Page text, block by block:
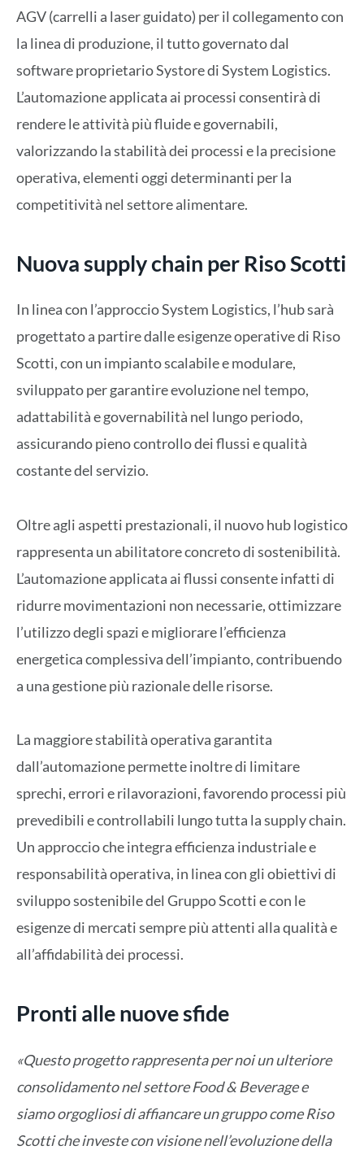
AGV (carrelli a laser guidato) per il collegamento con
la linea di produzione, il tutto governato dal
software proprietario Systore di System Logistics.
L’automazione applicata ai processi consentirà di
rendere le attività più fluide e governabili,
valorizzando la stabilità dei processi e la precisione
operativa, elementi oggi determinanti per la
competitività nel settore alimentare.
Nuova supply chain per Riso Scotti
In linea con l’approccio System Logistics, l’hub sarà
progettato a partire dalle esigenze operative di Riso
Scotti, con un impianto scalabile e modulare,
sviluppato per garantire evoluzione nel tempo,
adattabilità e governabilità nel lungo periodo,
assicurando pieno controllo dei flussi e qualità
costante del servizio.
Oltre agli aspetti prestazionali, il nuovo hub logistico
rappresenta un abilitatore concreto di sostenibilità.
L’automazione applicata ai flussi consente infatti di
ridurre movimentazioni non necessarie, ottimizzare
l’utilizzo degli spazi e migliorare l’efficienza
energetica complessiva dell’impianto, contribuendo
a una gestione più razionale delle risorse.
La maggiore stabilità operativa garantita
dall’automazione permette inoltre di limitare
sprechi, errori e rilavorazioni, favorendo processi più
prevedibili e controllabili lungo tutta la supply chain.
Un approccio che integra efficienza industriale e
responsabilità operativa, in linea con gli obiettivi di
sviluppo sostenibile del Gruppo Scotti e con le
esigenze di mercati sempre più attenti alla qualità e
all’affidabilità dei processi.
Pronti alle nuove sfide
«Questo progetto rappresenta per noi un ulteriore
consolidamento nel settore Food & Beverage e
siamo orgogliosi di affiancare un gruppo come Riso
Scotti che investe con visione nell’evoluzione della